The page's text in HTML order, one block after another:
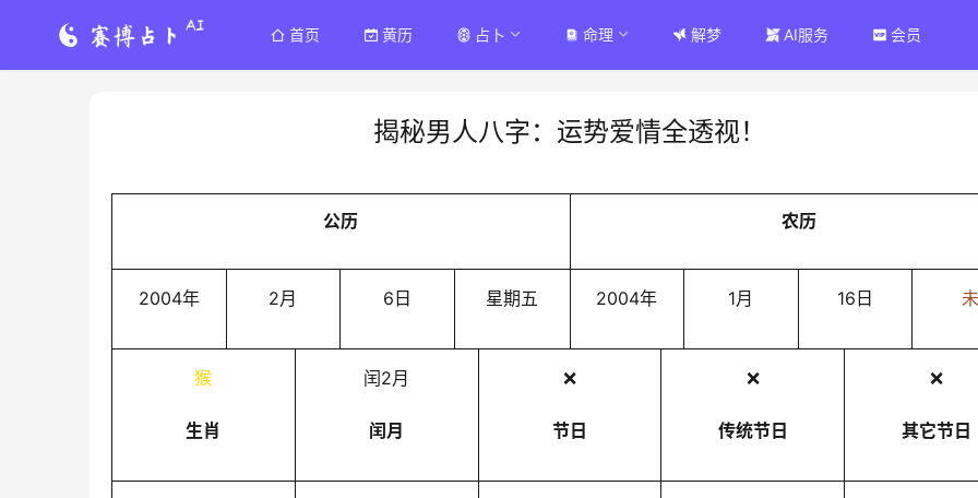
首页 黄历 占卜 命理 解梦 AI服务 会员
揭秘男人八字：运势爱情全透视！
公历
2004年 2月 6日 星期五
农历
2004年 1月 16日 未
猴
生肖
闰2月
闰月
❌
节日
❌
传统节日
❌
其它节日